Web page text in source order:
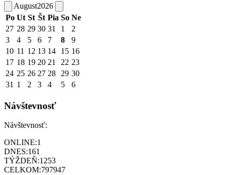
August2026
Po Ut St Št Pia So Ne
27 28 29 30 31 1
2
3
4 5 6 7 8
9
10 11 12 13 14 15 16
17 18 19 20 21 22 23
24 25 26 27 28 29 30
31 1 2 3 4 5 6
Návštevnosť
Návštevnosť:
ONLINE:1
DNES:161
TÝŽDEŇ:1253
CELKOM:797947